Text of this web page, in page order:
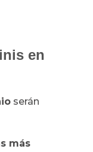
en
serán
más